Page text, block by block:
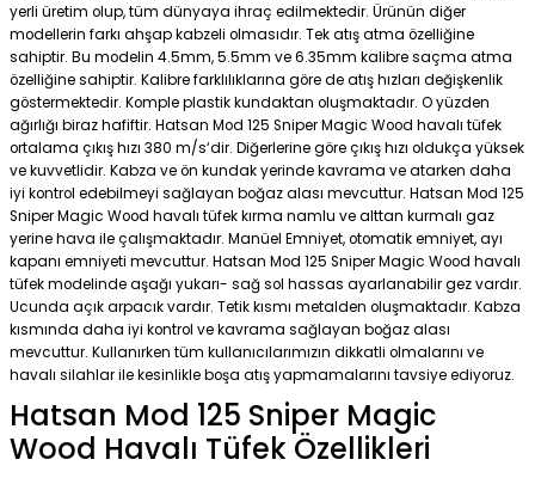
yerli üretim olup, tüm dünyaya ihraç edilmektedir. Ürünün diğer
modellerin farkı ahşap kabzeli olmasıdır. Tek atış atma özelliğine
sahiptir. Bu modelin 4.5mm, 5.5mm ve 6.35mm kalibre saçma atma
özelliğine sahiptir. Kalibre farklılıklarına göre de atış hızları değişkenlik
göstermektedir. Komple plastik kundaktan oluşmaktadır. O yüzden
ağırlığı biraz hafiftir. Hatsan Mod 125 Sniper Magic Wood havalı tüfek
ortalama çıkış hızı 380 m/s‘dir. Diğerlerine göre çıkış hızı oldukça yüksek
ve kuvvetlidir. Kabza ve ön kundak yerinde kavrama ve atarken daha
iyi kontrol edebilmeyi sağlayan boğaz alası mevcuttur. Hatsan Mod 125
Sniper Magic Wood havalı tüfek kırma namlu ve alttan kurmalı gaz
yerine hava ile çalışmaktadır. Manüel Emniyet, otomatik emniyet, ayı
kapanı emniyeti mevcuttur. Hatsan Mod 125 Sniper Magic Wood havalı
tüfek modelinde aşağı yukarı- sağ sol hassas ayarlanabilir gez vardır.
Ucunda açık arpacık vardır. Tetik kısmı metalden oluşmaktadır. Kabza
kısmında daha iyi kontrol ve kavrama sağlayan boğaz alası
mevcuttur. Kullanırken tüm kullanıcılarımızın dikkatli olmalarını ve
havalı silahlar ile kesinlikle boşa atış yapmamalarını tavsiye ediyoruz.
Hatsan Mod 125 Sniper Magic
Wood Havalı Tüfek Özellikleri